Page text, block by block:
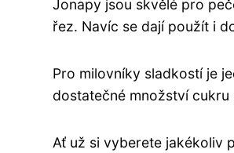
Jonapy jsou skvělé pro
řez. Navíc se dají použít i
Pro milovníky sladkostí je
dostatečné množství
Ať už si vyberete jakékoliv